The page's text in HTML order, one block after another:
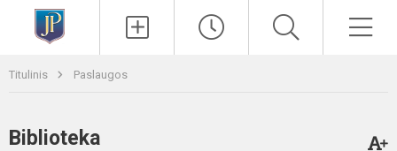
Titulinis Paslaugos
Biblioteka